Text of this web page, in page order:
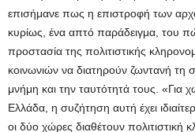
επισήμανε πως η επιστροφή των
κυρίως, ένα απτό παράδειγμα, του
προστασία της πολιτιστικής
κοινωνιών να διατηρούν ζωντανή τη
μνήμη και την ταυτότητά τους.
Ελλάδα, η συζήτηση αυτή έχει
οι δύο χώρες διαθέτουν πολιτιστική